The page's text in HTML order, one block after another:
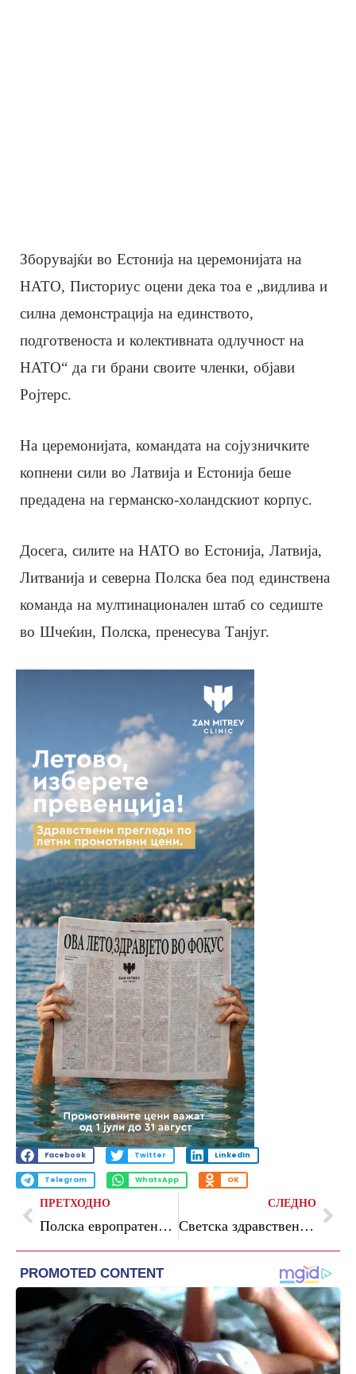
Зборувајќи во Естонија на церемонијата на
НАТО, Писториус оцени дека тоа е „видлива и
силна демонстрација на единството,
подготвеноста и колективната одлучност на
НАТО“ да ги брани своите членки, објави
Ројтерс.
На церемонијата, командата на сојузничките
копнени сили во Латвија и Естонија беше
предадена на германско-холандскиот корпус.
Досега, силите на НАТО во Естонија, Латвија,
Литванија и северна Полска беа под единствена
команда на мултинационален штаб со седиште
во Шчеќин, Полска, пренесува Танјуг.
Facebook Twitter LinkedIn
Telegram WhatsApp OK
ПРЕТХОДНО
Полска европратеничка: Зеленски ни плука во лице
СЛЕДНО
Светска здравствена организација: Топлотниот бран во Европа е генерална проба